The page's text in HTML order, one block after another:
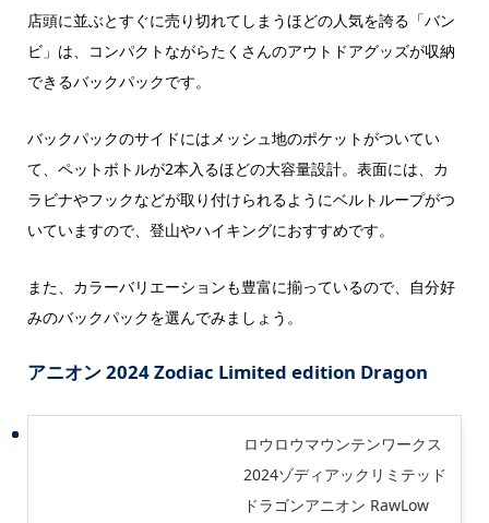
店頭に並ぶとすぐに売り切れてしまうほどの人気を誇る「バン
ビ」は、コンパクトながらたくさんのアウトドアグッズが収納
できるバックパックです。
バックパックのサイドにはメッシュ地のポケットがついてい
て、ペットボトルが2本入るほどの大容量設計。表面には、カ
ラビナやフックなどが取り付けられるようにベルトループがつ
いていますので、登山やハイキングにおすすめです。
また、カラーバリエーションも豊富に揃っているので、自分好
みのバックパックを選んでみましょう。
アニオン 2024 Zodiac Limited edition Dragon
ロウロウマウンテンワークス
2024ゾディアックリミテッド
ドラゴンアニオン RawLow